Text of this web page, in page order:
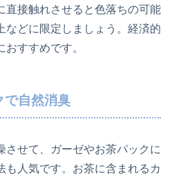
直接触れさせると色落ちの可能
などに限定しましょう。経済的
すすめです。
で自然消臭
させて、ガーゼやお茶パックに
も人気です。お茶に含まれるカ